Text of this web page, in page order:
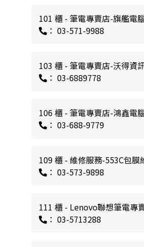
101 櫃 - 筆電專賣店-旗艦電
： 03-571-9988
103 櫃 - 筆電專賣店-沃得資
： 03-6889778
106 櫃 - 筆電專賣店-鴻鑫電
： 03-688-9779
109 櫃 - 維修服務-553C包膜
： 03-573-9898
111 櫃 - Lenovo聯想筆電專
： 03-5713288